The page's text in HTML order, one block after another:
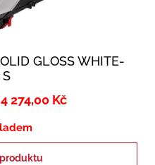
GLOSS WHITE-
4 274,00 Kč